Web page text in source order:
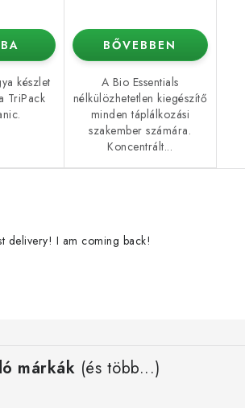
készlet
TriPack
BŐVEBBEN
A Bio Essentials
nélkülözhetetlen kiegészítő
minden táplálkozási
szakember számára.
Koncentrált...
delivery! I am coming back!
márkák (és több...)